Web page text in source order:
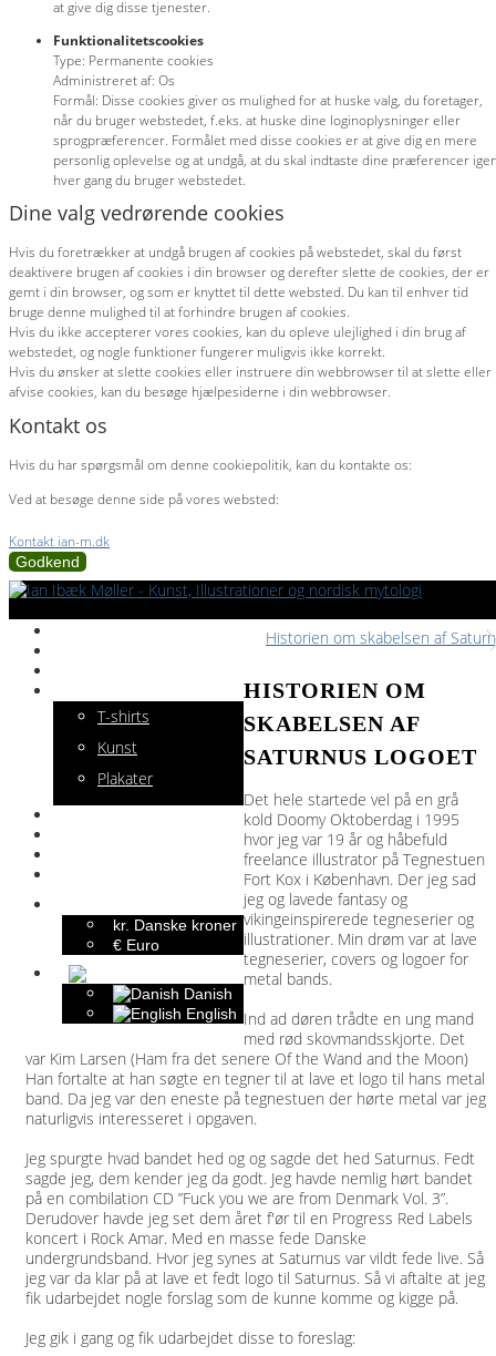
at give dig disse tjenester.
Funktionalitetscookies
Type: Permanente cookies
Administreret af: Os
Formål: Disse cookies giver os mulighed for at huske valg, du foretager,
når du bruger webstedet, f.eks. at huske dine loginoplysninger eller
sprogpræferencer. Formålet med disse cookies er at give dig en mere
personlig oplevelse og at undgå, at du skal indtaste dine præferencer
hver gang du bruger webstedet.
Dine valg vedrørende cookies
Hvis du foretrækker at undgå brugen af cookies på webstedet, skal du først
deaktivere brugen af cookies i din browser og derefter slette de cookies, der er
gemt i din browser, og som er knyttet til dette websted. Du kan til enhver tid
bruge denne mulighed til at forhindre brugen af cookies.
Hvis du ikke accepterer vores cookies, kan du opleve ulejlighed i din brug af
webstedet, og nogle funktioner fungerer muligvis ikke korrekt.
Hvis du ønsker at slette cookies eller instruere din webbrowser til at slette eller
afvise cookies, kan du besøge hjælpesiderne i din webbrowser.
Kontakt os
Hvis du har spørgsmål om denne cookiepolitik, kan du kontakte os:
Ved at besøge denne side på vores websted:
Kontakt ian-m.dk
Godkend
T-shirts
Kunst
Plakater
kr. Danske kroner
€ Euro
Danish
English
Historien om skabelsen af
HISTORIEN OM
SKABELSEN AF
SATURNUS LOGOET
Det hele startede vel på en grå
kold Doomy Oktoberdag i 1995
hvor jeg var 19 år og håbefuld
freelance illustrator på Tegnestuen
Fort Kox i København. Der jeg sad
jeg og lavede fantasy og
vikingeinspirerede tegneserier og
illustrationer. Min drøm var at lave
tegneserier, covers og logoer for
metal bands.
Ind ad døren trådte en ung mand
med rød skovmandsskjorte. Det
var Kim Larsen (Ham fra det senere Of the Wand and the Moon)
Han fortalte at han søgte en tegner til at lave et logo til hans metal
band. Da jeg var den eneste på tegnestuen der hørte metal var jeg
naturligvis interesseret i opgaven.
Jeg spurgte hvad bandet hed og og sagde det hed Saturnus. Fedt
sagde jeg, dem kender jeg da godt. Jeg havde nemlig hørt bandet
på en combilation CD ”Fuck you we are from Denmark Vol. 3”.
Derudover havde jeg set dem året f'ør til en Progress Red Labels
koncert i Rock Amar. Med en masse fede Danske
undergrundsband. Hvor jeg synes at Saturnus var vildt fede live. Så
jeg var da klar på at lave et fedt logo til Saturnus. Så vi aftalte at jeg
fik udarbejdet nogle forslag som de kunne komme og kigge på.
Jeg gik i gang og fik udarbejdet disse to foreslag: